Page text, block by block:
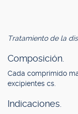
Tratamiento de la
Composición.
Cada comprimido
excipientes cs.
Indicaciones.